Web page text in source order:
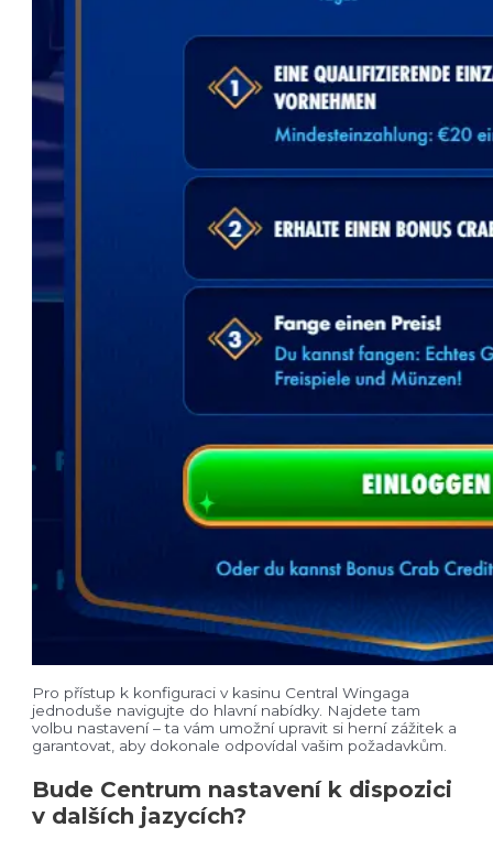
Pro přístup k konfiguraci v kasinu Central Wingaga
jednoduše navigujte do hlavní nabídky. Najdete tam
volbu nastavení – ta vám umožní upravit si herní zážitek a
garantovat, aby dokonale odpovídal vašim požadavkům.
Bude Centrum nastavení k dispozici
v dalších jazycích?